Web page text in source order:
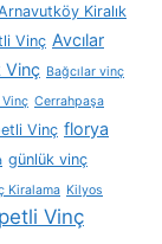
Kiralık
Vinç Avcılar
Vinç Bağcılar vinç
Vinç Cerrahpaşa
Vinç florya
günlük vinç
Kiralama Kilyos
Vinç